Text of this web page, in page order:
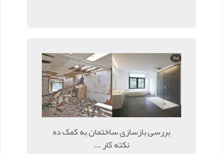
بررسی بازسازی ساختمان به کمک ده
نکته کار ...